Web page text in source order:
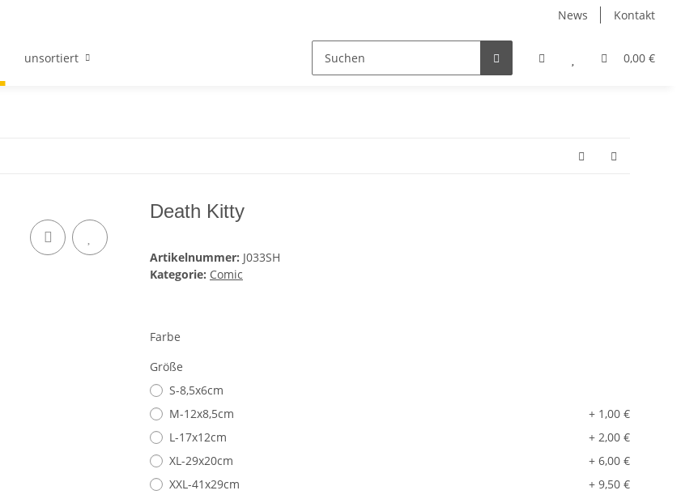
News Kontakt
0,00 €
unsortiert
Death Kitty
Artikelnummer: J033SH
Kategorie: Comic
Farbe
Größe
S-8,5x6cm
M-12x8,5cm
+ 1,00 €
L-17x12cm
+ 2,00 €
XL-29x20cm
+ 6,00 €
XXL-41x29cm
+ 9,50 €